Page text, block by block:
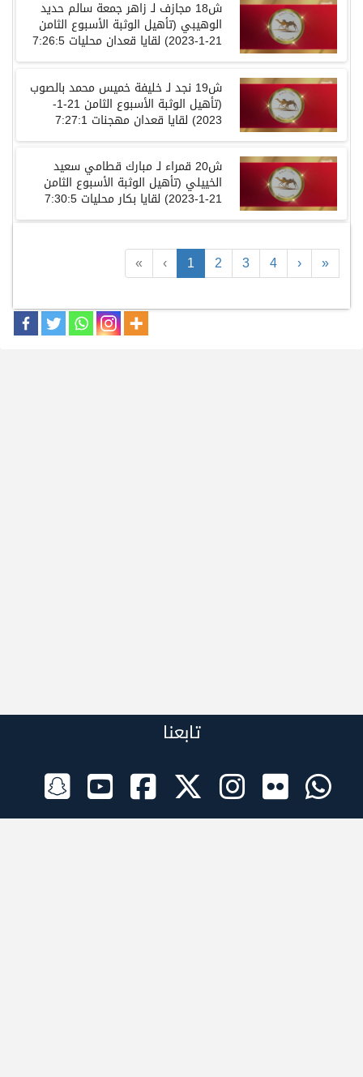
« ‹ 1 2 3 4 › »
ش18 مجازف لـ زاهر جمعة سالم حديد
الوهيبي (تأهيل الوثبة الأسبوع الثامن
21-1-2023) لقايا قعدان محليات
ش19 نجد لـ خليفة خميس محمد بالصوب
(تأهيل الوثبة الأسبوع الثامن 21-1-
2023) لقايا قعدان مهجنات
ش20قمراء لـ مبارك قطامي سعيد
الخييلي (تأهيل الوثبة الأسبوع الثامن
21-1-2023) لقايا بكار محليات
تابعنا